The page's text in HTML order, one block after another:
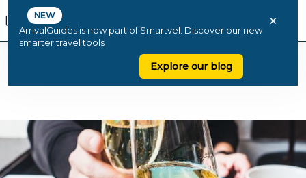
NEW
ArrivalGuides is now part of Smartvel. Discover our new
smarter travel tools
Explore our blog
×